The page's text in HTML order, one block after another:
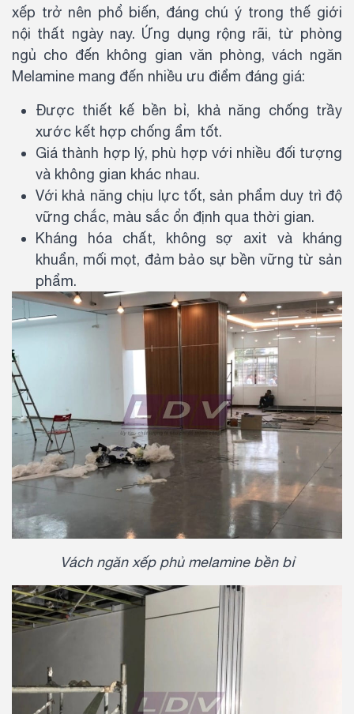
xếp trở nên phổ biến, đáng chú ý trong thế giới
nội thất ngày nay. Ứng dụng rộng rãi, từ phòng
ngủ cho đến không gian văn phòng, vách ngăn
Melamine mang đến nhiều ưu điểm đáng giá:
Được thiết kế bền bỉ, khả năng chống trầy
xước kết hợp chống ẩm tốt.
Giá thành hợp lý, phù hợp với nhiều đối tượng
và không gian khác nhau.
Với khả năng chịu lực tốt, sản phẩm duy trì độ
vững chắc, màu sắc ổn định qua thời gian.
Kháng hóa chất, không sợ axit và kháng
khuẩn, mối mọt, đảm bảo sự bền vững từ sản
phẩm.
Vách ngăn xếp phủ melamine bền bỉ